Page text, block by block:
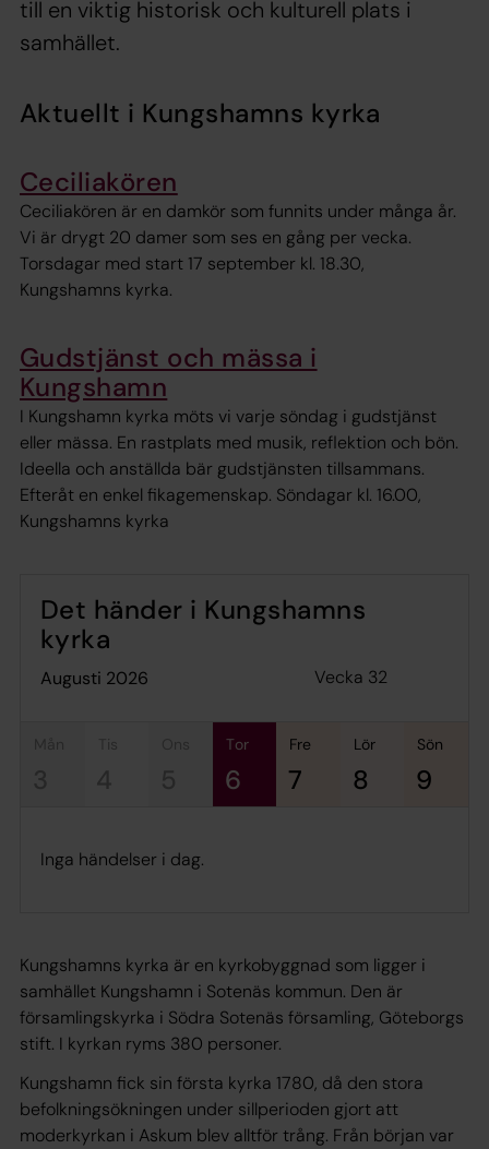
till en viktig historisk och kulturell plats i
samhället.
Aktuellt i Kungshamns kyrka
Ceciliakören
Ceciliakören är en damkör som funnits under många år.
Vi är drygt 20 damer som ses en gång per vecka.
Torsdagar med start 17 september kl. 18.30,
Kungshamns kyrka.
Gudstjänst och mässa i
Kungshamn
I Kungshamn kyrka möts vi varje söndag i gudstjänst
eller mässa. En rastplats med musik, reflektion och bön.
Ideella och anställda bär gudstjänsten tillsammans.
Efteråt en enkel fikagemenskap. Söndagar kl. 16.00,
Kungshamns kyrka
Det händer i Kungshamns
kyrka
augusti 2026 Vecka 32
tis
4
tor
6
fre
7
lör
8
sön
9
Inga händelser i dag.
Kungshamns kyrka är en kyrkobyggnad som ligger i
samhället Kungshamn i Sotenäs kommun. Den är
församlingskyrka i Södra Sotenäs församling, Göteborgs
stift. I kyrkan ryms 380 personer.
Kungshamn fick sin första kyrka 1780, då den stora
befolkningsökningen under sillperioden gjort att
moderkyrkan i Askum blev alltför trång. Från början var